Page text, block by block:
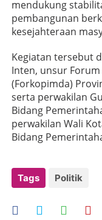
mendukung
pembangunan
kesejahteraan
Kegiatan tersebut
Inten, unsur
(Forkopimda)
serta perwakilan
Bidang
perwakilan Wali
Bidang
Tags Politik